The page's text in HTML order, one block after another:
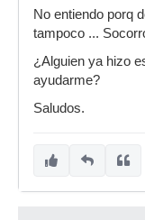
No entiendo porq
tampoco ...
¿Alguien ya hizo
ayudarme?
Saludos.